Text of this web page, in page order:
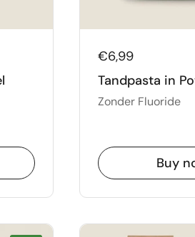
€6,99
Tandpasta in
Zonder Fluoride
Buy